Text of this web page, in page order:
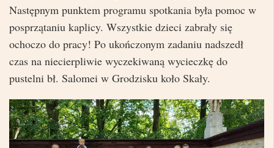
Następnym punktem programu spotkania była pomoc w
posprzątaniu kaplicy. Wszystkie dzieci zabrały się
ochoczo do pracy! Po ukończonym zadaniu nadszedł
czas na niecierpliwie wyczekiwaną wycieczkę do
pustelni bł. Salomei w Grodzisku koło Skały.